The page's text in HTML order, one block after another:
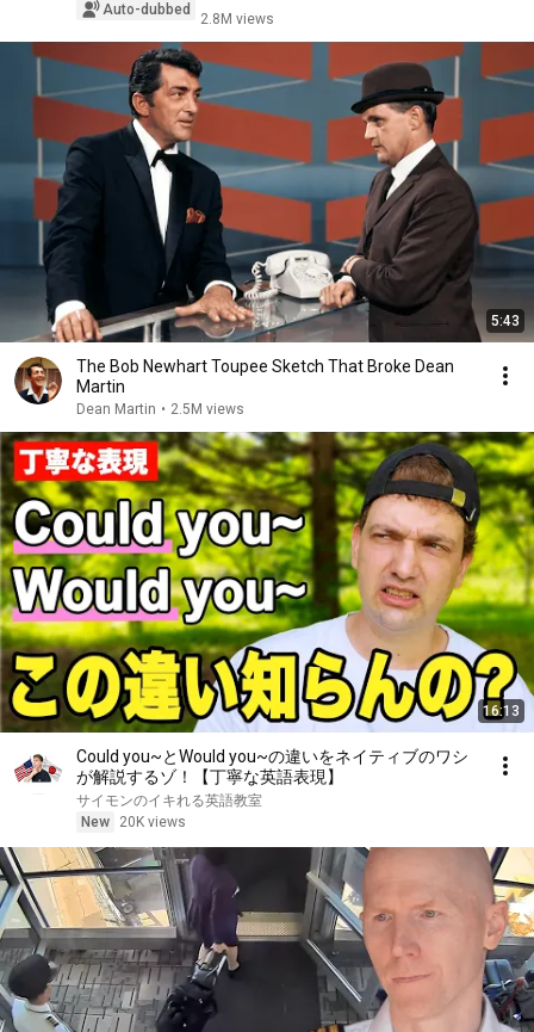
Auto-dubbed
2.8M views
5:43
The Bob Newhart Toupee Sketch That Broke Dean
Martin
Dean Martin • 2.5M views
16:13
Could you~とWould you~の違いをネイティブのワシ
が解説するゾ！【丁寧な英語表現】
サイモンのイキれる英語教室
New
20K views